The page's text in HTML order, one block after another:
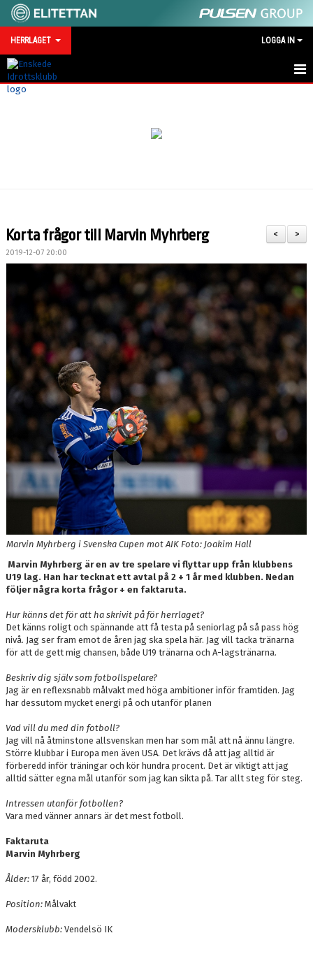
HERRLAGET LOGGA IN
HEM
BILDGALLERI
TRÄNINGSMATCHER 2026
KONTAKT
PARTNER
PLACERINGAR I DIV 2/DIV 1
>
<
Korta frågor till Marvin Myhrberg
2019-12-07 20:00
Marvin Myhrberg i Svenska Cupen mot AIK Foto: Joakim Hall
Marvin Myhrberg är en av tre spelare vi flyttar upp från klubbens
U19 lag. Han har tecknat ett avtal på 2 + 1 år med klubben. Nedan
följer några korta frågor + en faktaruta.
Hur känns det för att ha skrivit på för herrlaget?
Det känns roligt och spännande att få testa på seniorlag på så pass hög
nivå. Jag ser fram emot de åren jag ska spela här. Jag vill tacka tränarna
för att de gett mig chansen, både U19 tränarna och A-lagstränarna.
Beskriv dig själv som fotbollspelare?
Jag är en reflexsnabb målvakt med höga ambitioner inför framtiden. Jag
har dessutom mycket energi på och utanför planen
Vad vill du med din fotboll?
Jag vill nå åtminstone allsvenskan men har som mål att nå ännu längre.
Större klubbar i Europa men även USA. Det krävs då att jag alltid är
förberedd inför träningar och kör hundra procent. Det är viktigt att jag
alltid sätter egna mål utanför som jag kan sikta på. Tar allt steg för steg.
Intressen utanför fotbollen?
Vara med vänner annars är det mest fotboll.
Faktaruta
Marvin Myhrberg
Ålder: 17 år, född 2002.
Position: Målvakt
Modersklubb: Vendelsö IK